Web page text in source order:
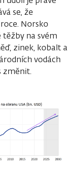
se, že
Norsko
na svém
zinek, kobalt a
vodách
změnit.